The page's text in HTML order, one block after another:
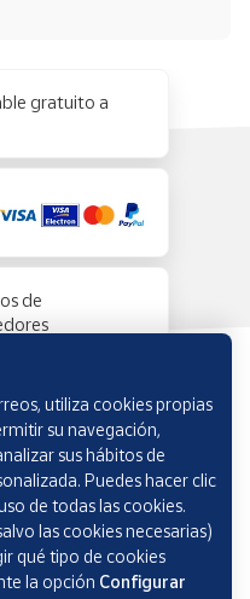
gratuito a
de
utiliza cookies propias
su navegación,
sus hábitos de
Puedes hacer clic
de todas las cookies.
las cookies necesarias)
qué tipo de cookies
la opción Configurar